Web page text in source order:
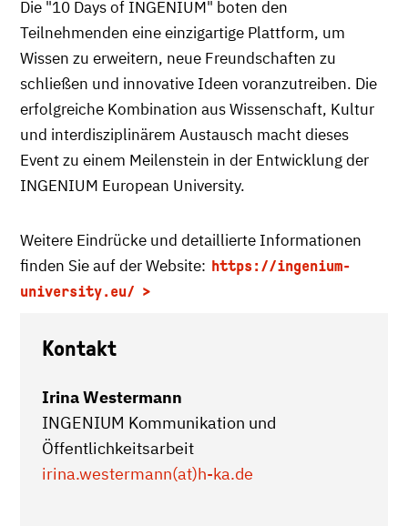
Die "10 Days of INGENIUM" boten den
Teilnehmenden eine einzigartige Plattform, um
Wissen zu erweitern, neue Freundschaften zu
schließen und innovative Ideen voranzutreiben. Die
erfolgreiche Kombination aus Wissenschaft, Kultur
und interdisziplinärem Austausch macht dieses
Event zu einem Meilenstein in der Entwicklung der
INGENIUM European University.
Weitere Eindrücke und detaillierte Informationen
finden Sie auf der Website: https://ingenium-
university.eu/
Kontakt
Irina Westermann
INGENIUM Kommunikation und
Öffentlichkeitsarbeit
irina.westermann(at)h-ka.de